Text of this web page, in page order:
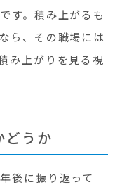
す。積み上がるも
ら、その職場には
み上がりを見る視
どうか
後に振り返って